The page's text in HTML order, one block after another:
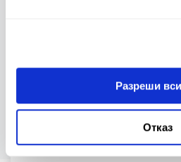
Разреши
Отказ
Клуб на инвеститорите